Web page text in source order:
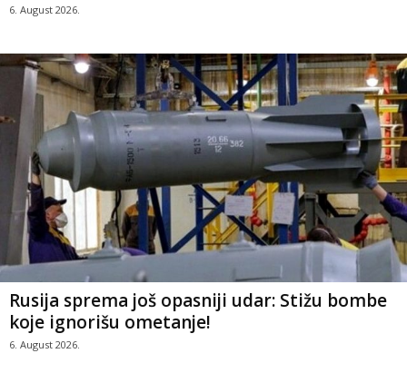
6. August 2026.
Rusija sprema još opasniji udar: Stižu bombe
koje ignorišu ometanje!
6. August 2026.